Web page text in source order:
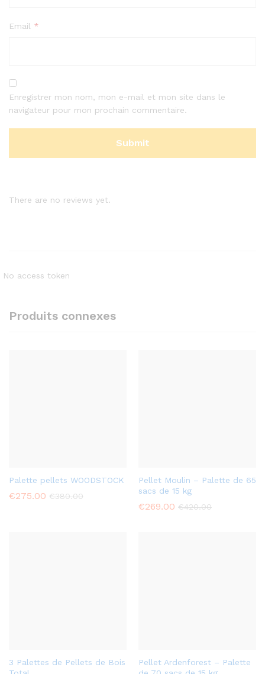
Email *
Enregistrer mon nom, mon e-mail et mon site dans le
navigateur pour mon prochain commentaire.
There are no reviews yet.
No access token
Produits connexes
Palette pellets WOODSTOCK
€275.00 €380.00
Pellet Moulin – Palette de 65
sacs de 15 kg
€269.00 €420.00
3 Palettes de Pellets de Bois
Pellet Ardenforest – Palette